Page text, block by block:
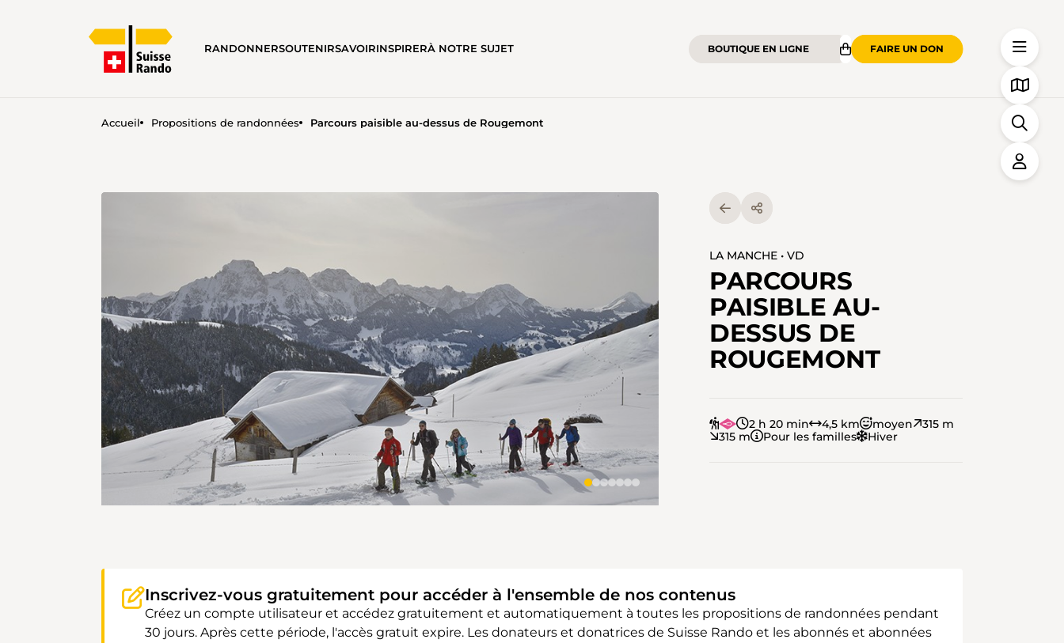
RANDONNERSOUTENIRSAVOIRINSPIRERÀ NOTRE SUJET BOUTIQUE EN LIGNE FAIRE UN DON
Accueil Propositions de randonnées Parcours paisible au-dessus de Rougemont
LA MANCHE • VD
PARCOURS
PAISIBLE AU-
DESSUS DE
ROUGEMONT
2 h 20 min 4,5 km moyen
315 m
315 m
Pour les familles Hiver
Inscrivez-vous gratuitement pour accéder à l'ensemble de nos contenus
Créez un compte utilisateur et accédez gratuitement et automatiquement à toutes les propositions de randonnées pendant
30 jours. Après cette période, l'accès gratuit expire. Les donateurs et donatrices de Suisse Rando et les abonnés et abonnées